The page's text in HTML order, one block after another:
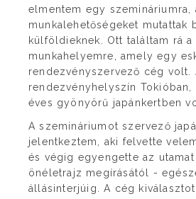
elmentem egy szemináriumra,
munkalehetőségeket mutattak
külföldieknek. Ott találtam rá a
munkahelyemre, amely egy
rendezvényszervező cég volt.
rendezvényhelyszín Tokióban,
éves gyönyörű japánkertben
A szemináriumot szervező
jelentkeztem, aki felvette
és végig egyengette az utamat
önéletrajz megírásától -
állásinterjúig. A cég